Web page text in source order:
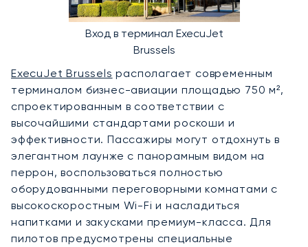
Вход в терминал ExecuJet
Brussels
ExecuJet Brussels располагает современным
терминалом бизнес-авиации площадью 750 м²,
спроектированным в соответствии с
высочайшими стандартами роскоши и
эффективности. Пассажиры могут отдохнуть в
элегантном лаунже с панорамным видом на
перрон, воспользоваться полностью
оборудованными переговорными комнатами с
высокоскоростным Wi-Fi и насладиться
напитками и закусками премиум-класса. Для
пилотов предусмотрены специальные